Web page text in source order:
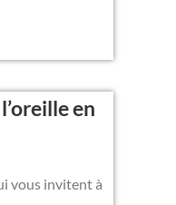
en
vous invitent à